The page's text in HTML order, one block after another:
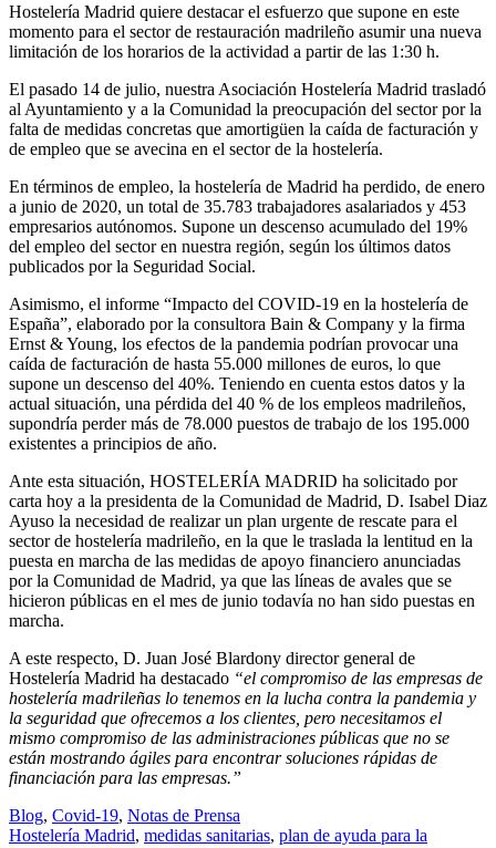
Hostelería Madrid quiere destacar el esfuerzo que supone en este
momento para el sector de restauración madrileño asumir una nueva
limitación de los horarios de la actividad a partir de las 1:30 h.
El pasado 14 de julio, nuestra Asociación Hostelería Madrid trasladó
al Ayuntamiento y a la Comunidad la preocupación del sector por la
falta de medidas concretas que amortigüen la caída de facturación y
de empleo que se avecina en el sector de la hostelería.
En términos de empleo, la hostelería de Madrid ha perdido, de enero
a junio de 2020, un total de 35.783 trabajadores asalariados y 453
empresarios autónomos. Supone un descenso acumulado del 19%
del empleo del sector en nuestra región, según los últimos datos
publicados por la Seguridad Social.
Asimismo, el informe “Impacto del COVID-19 en la hostelería de
España”, elaborado por la consultora Bain & Company y la firma
Ernst & Young, los efectos de la pandemia podrían provocar una
caída de facturación de hasta 55.000 millones de euros, lo que
supone un descenso del 40%. Teniendo en cuenta estos datos y la
actual situación, una pérdida del 40 % de los empleos madrileños,
supondría perder más de 78.000 puestos de trabajo de los 195.000
existentes a principios de año.
Ante esta situación, HOSTELERÍA MADRID ha solicitado por
carta hoy a la presidenta de la Comunidad de Madrid, D. Isabel Diaz
Ayuso la necesidad de realizar un plan urgente de rescate para el
sector de hostelería madrileño, en la que le traslada la lentitud en la
puesta en marcha de las medidas de apoyo financiero anunciadas
por la Comunidad de Madrid, ya que las líneas de avales que se
hicieron públicas en el mes de junio todavía no han sido puestas en
marcha.
A este respecto, D. Juan José Blardony director general de
Hostelería Madrid ha destacado “el compromiso de las empresas de
hostelería madrileñas lo tenemos en la lucha contra la pandemia y
la seguridad que ofrecemos a los clientes, pero necesitamos el
mismo compromiso de las administraciones públicas que no se
están mostrando ágiles para encontrar soluciones rápidas de
financiación para las empresas.”
Blog, Covid-19, Notas de Prensa
Hostelería Madrid, medidas sanitarias, plan de ayuda para la